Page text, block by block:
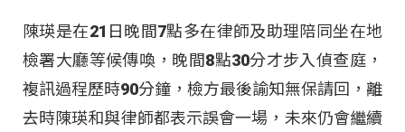
陳瑛是在21日晚間7點多在律師及助理陪同坐在地
檢署大廳等候傳喚，晚間8點30分才步入偵查庭，
複訊過程歷時90分鐘，檢方最後諭知無保請回，離
去時陳瑛和與律師都表示誤會一場，未來仍會繼續